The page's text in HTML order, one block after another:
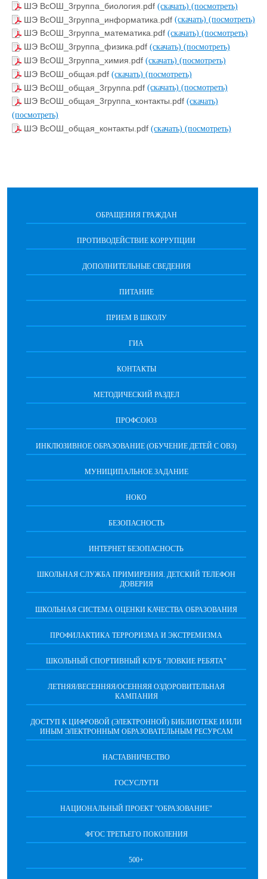
ШЭ ВсОШ_3группа_биология.pdf (скачать) (посмотреть)
ШЭ ВсОШ_3группа_информатика.pdf (скачать) (посмотреть)
ШЭ ВсОШ_3группа_математика.pdf (скачать) (посмотреть)
ШЭ ВсОШ_3группа_физика.pdf (скачать) (посмотреть)
ШЭ ВсОШ_3группа_химия.pdf (скачать) (посмотреть)
ШЭ ВсОШ_общая.pdf (скачать) (посмотреть)
ШЭ ВсОШ_общая_3группа.pdf (скачать) (посмотреть)
ШЭ ВсОШ_общая_3группа_контакты.pdf (скачать)
(посмотреть)
ШЭ ВсОШ_общая_контакты.pdf (скачать) (посмотреть)
ОБРАЩЕНИЯ ГРАЖДАН
ПРОТИВОДЕЙСТВИЕ КОРРУПЦИИ
ДОПОЛНИТЕЛЬНЫЕ СВЕДЕНИЯ
ПИТАНИЕ
ПРИЕМ В ШКОЛУ
ГИА
КОНТАКТЫ
МЕТОДИЧЕСКИЙ РАЗДЕЛ
ПРОФСОЮЗ
ИНКЛЮЗИВНОЕ ОБРАЗОВАНИЕ (ОБУЧЕНИЕ ДЕТЕЙ С ОВЗ)
МУНИЦИПАЛЬНОЕ ЗАДАНИЕ
НОКО
БЕЗОПАСНОСТЬ
ИНТЕРНЕТ БЕЗОПАСНОСТЬ
ШКОЛЬНАЯ СЛУЖБА ПРИМИРЕНИЯ. ДЕТСКИЙ ТЕЛЕФОН
ДОВЕРИЯ
ШКОЛЬНАЯ СИСТЕМА ОЦЕНКИ КАЧЕСТВА ОБРАЗОВАНИЯ
ПРОФИЛАКТИКА ТЕРРОРИЗМА И ЭКСТРЕМИЗМА
ШКОЛЬНЫЙ СПОРТИВНЫЙ КЛУБ "ЛОВКИЕ РЕБЯТА"
ЛЕТНЯЯ/ВЕСЕННЯЯ/ОСЕННЯЯ ОЗДОРОВИТЕЛЬНАЯ
КАМПАНИЯ
ДОСТУП К ЦИФРОВОЙ (ЭЛЕКТРОННОЙ) БИБЛИОТЕКЕ И/ИЛИ
ИНЫМ ЭЛЕКТРОННЫМ ОБРАЗОВАТЕЛЬНЫМ РЕСУРСАМ
НАСТАВНИЧЕСТВО
ГОСУСЛУГИ
НАЦИОНАЛЬНЫЙ ПРОЕКТ "ОБРАЗОВАНИЕ"
ФГОС ТРЕТЬЕГО ПОКОЛЕНИЯ
500+